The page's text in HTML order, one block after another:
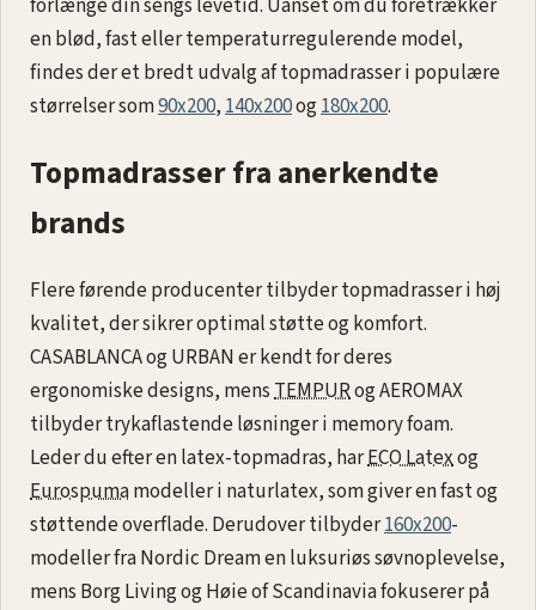
forlænge din sengs levetid. Uanset om du foretrækker
en blød, fast eller temperaturregulerende model,
findes der et bredt udvalg af topmadrasser i populære
størrelser som90x200,140x200og180x200.
Topmadrasser fra anerkendte
brands
Flere førende producenter tilbyder topmadrasser i høj
kvalitet, der sikrer optimal støtte og komfort.
CASABLANCA og URBAN er kendt for deres
ergonomiske designs, mensTEMPURog AEROMAX
tilbyder trykaflastende løsninger i memory foam.
Leder du efter en latex-topmadras, harECO Latexog
Eurospumamodeller i naturlatex, som giver en fast og
støttende overflade. Derudover tilbyder160x200-
modeller fra Nordic Dream en luksuriøs søvnoplevelse,
mens Borg Living og Høie of Scandinavia fokuserer på